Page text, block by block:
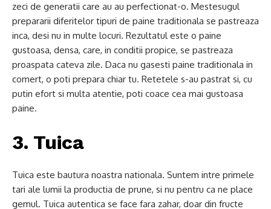
zeci de generatii care au au perfectionat-o. Mestesugul
prepararii diferitelor tipuri de paine traditionala se pastreaza
inca, desi nu in multe locuri. Rezultatul este o paine
gustoasa, densa, care, in conditii propice, se pastreaza
proaspata cateva zile. Daca nu gasesti paine traditionala in
comert, o poti prepara chiar tu. Retetele s-au pastrat si, cu
putin efort si multa atentie, poti coace cea mai gustoasa
paine.
3. Tuica
Tuica este bautura noastra nationala. Suntem intre primele
tari ale lumii la productia de prune, si nu pentru ca ne place
gemul. Tuica autentica se face fara zahar, doar din fructe